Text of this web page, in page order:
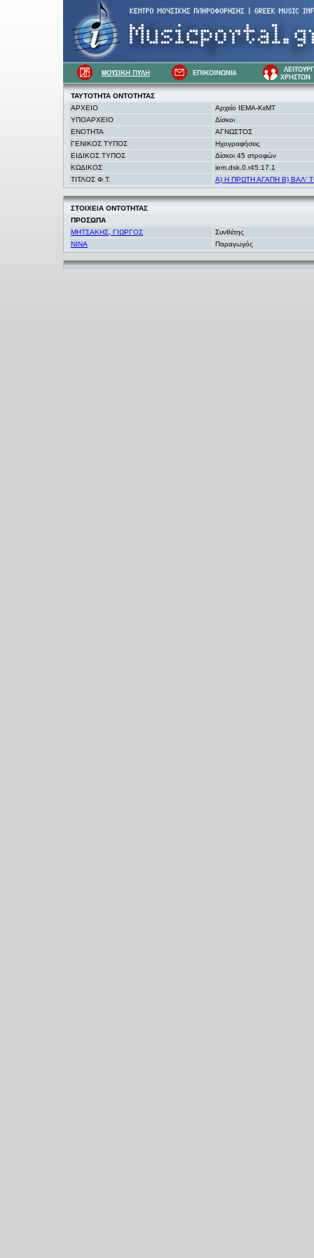
ΤΑΥΤΟΤΗΤΑ ΟΝΤΟΤΗΤΑΣ
ΑΡΧΕΙΟ
Αρχείο ΙΕΜΑ-ΚεΜΤ
ΥΠΟΑΡΧΕΙΟ
Δίσκοι
ΕΝΟΤΗΤΑ
ΑΓΝΩΣΤΟΣ
ΓΕΝΙΚΟΣ ΤΥΠΟΣ
Ηχογραφήσεις
ΕΙΔΙΚΟΣ ΤΥΠΟΣ
Δίσκοι 45 στροφών
ΚΩΔΙΚΟΣ
iem.dsk.0.r45.17.1
ΤΙΤΛΟΣ Φ.Τ.
Α) Η ΠΡΩΤΗ ΑΓΑΠΗ Β) ΒΑΛ'
ΣΤΟΙΧΕΙΑ ΟΝΤΟΤΗΤΑΣ
ΠΡΟΣΩΠΑ
ΜΗΤΣΑΚΗΣ, ΓΙΩΡΓΟΣ
Συνθέτης
NINA
Παραγωγός